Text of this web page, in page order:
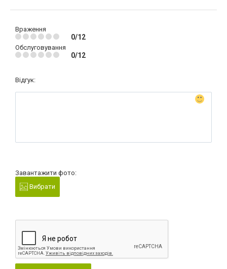
Враження
0/12
Обслуговування
0/12
Відгук:
Завантажити фото:
Вибрати